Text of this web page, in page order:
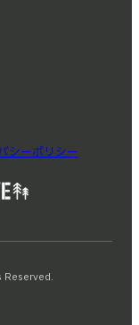
シーポリシー
Reserved.